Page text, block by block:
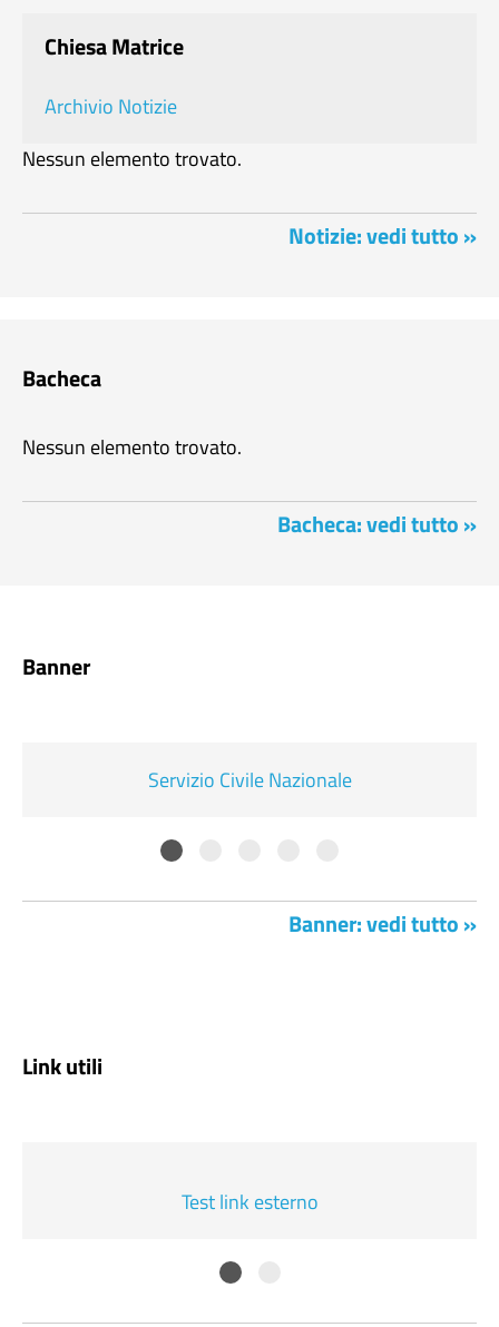
Chiesa Matrice
Archivio Notizie
Nessun elemento trovato.
Notizie: vedi tutto »
Bacheca
Nessun elemento trovato.
Bacheca: vedi tutto »
Banner
Servizio Civile Nazionale
Banner: vedi tutto »
Link utili
Test link esterno